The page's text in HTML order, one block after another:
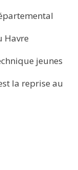
Havre
jeunes
la reprise au